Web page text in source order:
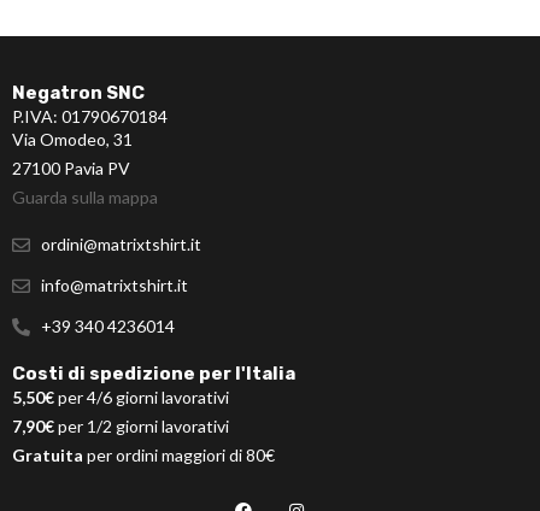
Negatron SNC
P.IVA: 01790670184
Via Omodeo, 31
27100 Pavia PV
Guarda sulla mappa
ordini@matrixtshirt.it
info@matrixtshirt.it
+39 340 4236014
Costi di spedizione per l'Italia
5,50€per 4/6 giorni lavorativi
7,90€per 1/2 giorni lavorativi
Gratuita per ordini maggiori di 80€